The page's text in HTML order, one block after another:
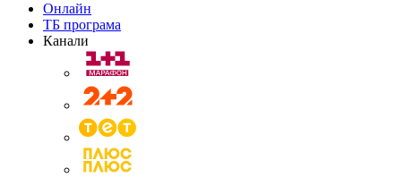
Онлайн
ТБ програма
Канали